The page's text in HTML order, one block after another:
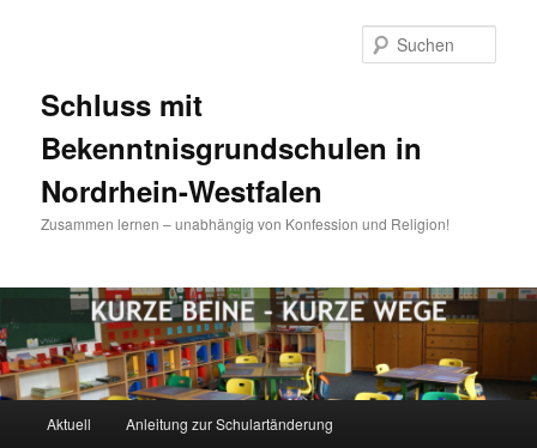
Schluss mit
Bekenntnisgrundschulen in
Nordrhein-Westfalen
Zusammen lernen – unabhängig von Konfession und Religion!
Aktuell Anleitung zur Schulartänderung